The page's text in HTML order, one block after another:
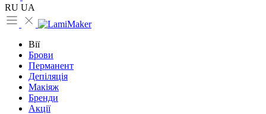
RU UA
Вії
Брови
Перманент
Депіляція
Макіяж
Бренди
Акції